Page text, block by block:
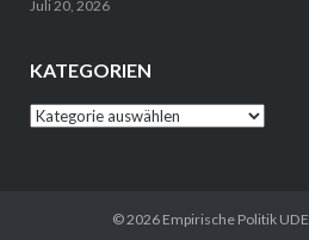
Juli 20, 2026
KATEGORIEN
Kategorien
© 2026 Empirische Politik UDE